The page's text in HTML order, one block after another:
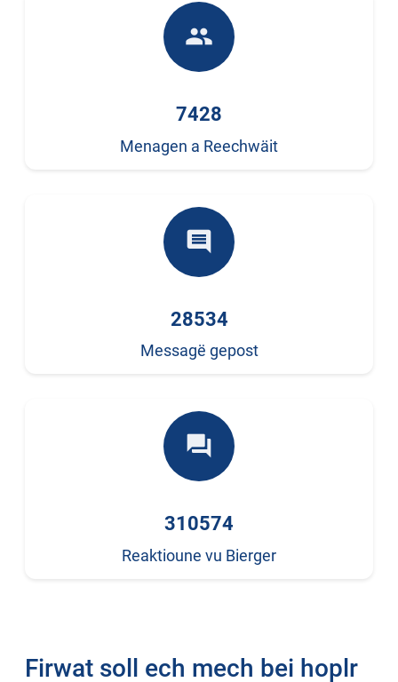
people
7428
Menagen a Reechwäit
comment
28534
Messagë gepost
forum
310574
Reaktioune vu Bierger
Firwat soll ech mech bei hoplr